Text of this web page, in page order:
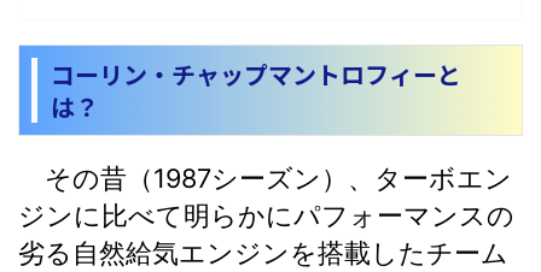
コーリン・チャップマントロフィーと
は？
その昔（1987シーズン）、ターボエン
ジンに比べて明らかにパフォーマンスの
劣る自然給気エンジンを搭載したチーム